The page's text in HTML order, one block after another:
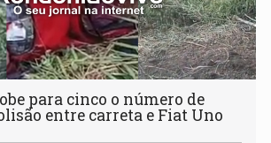
para cinco o número de
entre carreta e Fiat Uno